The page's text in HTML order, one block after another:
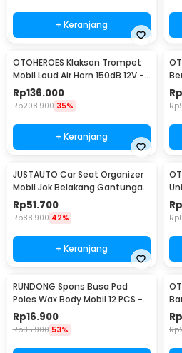
+ Keranjang
OTOHEROES Klakson Trompet
Mobil Loud Air Horn 150dB 12V -
JD4001
Rp136.000
Rp208.900 35%
+ Keranjang
Rp
Rp
JUSTAUTO Car Seat Organizer
Mobil Jok Belakang Gantungan
Barang Tisu - Z-354
Rp51.700
Rp88.900 42%
+ Keranjang
Rp
Rp
RUNDONG Spons Busa Pad
Poles Wax Body Mobil 12 PCS -
R2010
Rp16.900
Rp35.900 53%
Rp
Rp